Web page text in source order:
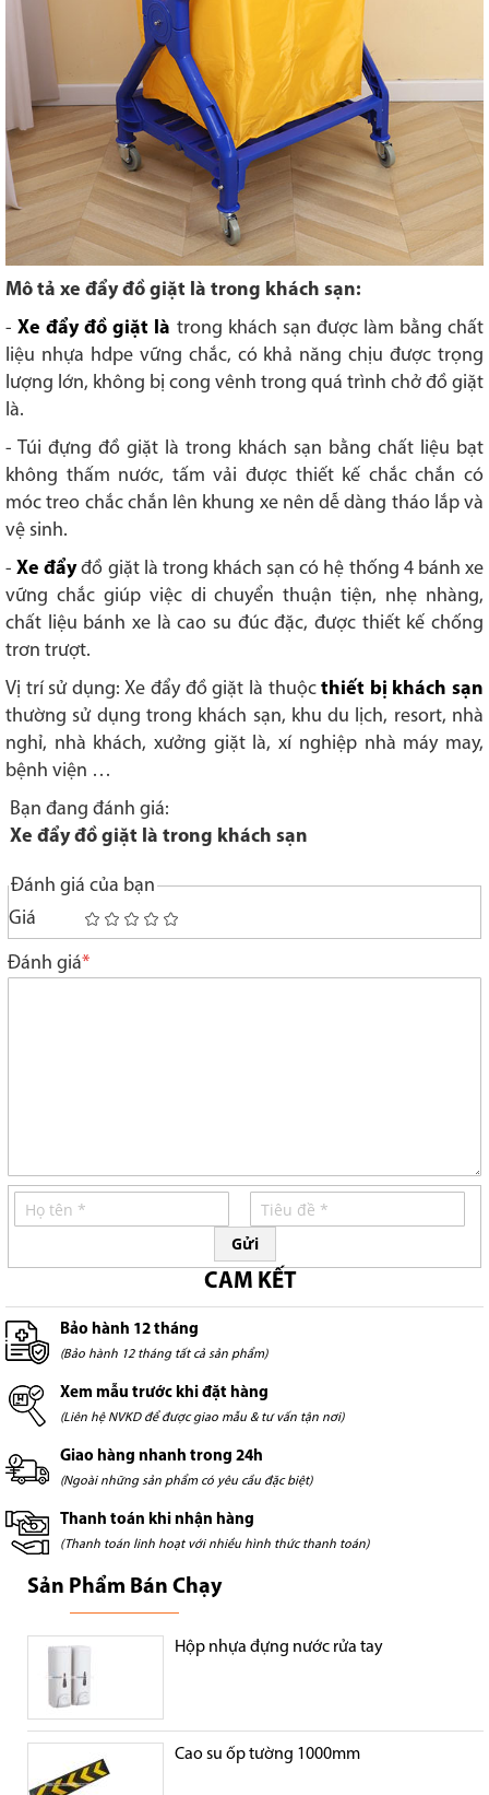
Mô tả xe đẩy đồ giặt là trong khách sạn:
-Xe đẩy đồ giặt là trong khách sạn được làm bằng chất
liệu nhựa hdpe vững chắc, có khả năng chịu được trọng
lượng lớn, không bị cong vênh trong quá trình chở đồ giặt
là.
- Túi đựng đồ giặt là trong khách sạn bằng chất liệu bạt
không thấm nước, tấm vải được thiết kế chắc chắn có
móc treo chắc chắn lên khung xe nên dễ dàng tháo lắp và
vệ sinh.
-Xe đẩyđồ giặt là trong khách sạn có hệ thống 4 bánh xe
vững chắc giúp việc di chuyển thuận tiện, nhẹ nhàng,
chất liệu bánh xe là cao su đúc đặc, được thiết kế chống
trơn trượt.
Vị trí sử dụng: Xe đẩy đồ giặt là thuộcthiết bị khách sạn
thường sử dụng trong khách sạn, khu du lịch, resort, nhà
nghỉ, nhà khách, xưởng giặt là, xí nghiệp nhà máy may,
bệnh viện …
Bạn đang đánh giá:
Xe đẩy đồ giặt là trong khách sạn
Đánh giá của bạn
Giá
1
star
2
stars
3
stars
4
stars
5
stars
Đánh giá
Gửi
CAM KẾT
Bảo hành 12 tháng
(Bảo hành 12 tháng tất cả sản phẩm)
Xem mẫu trước khi đặt hàng
(Liên hệ NVKD để được giao mẫu & tư vấn tận nơi)
Giao hàng nhanh trong 24h
(Ngoài những sản phẩm có yêu cầu đặc biệt)
Thanh toán khi nhận hàng
(Thanh toán linh hoạt với nhiều hình thức thanh toán)
Sản Phẩm Bán Chạy
Hộp nhựa đựng nước rửa tay
Cao su ốp tường 1000mm